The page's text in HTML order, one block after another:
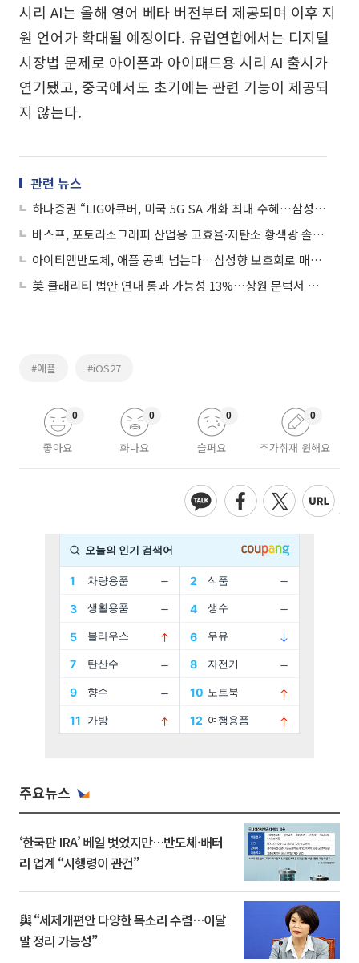
시리 AI는 올해 영어 베타 버전부터 제공되며 이후 지
원 언어가 확대될 예정이다. 유럽연합에서는 디지털
시장법 문제로 아이폰과 아이패드용 시리 AI 출시가
연기됐고, 중국에서도 초기에는 관련 기능이 제공되
지 않는다.
관련 뉴스
하나증권 “LIG아큐버, 미국 5G SA 개화 최대 수혜…삼성·애플 시험장비 기대”
바스프, 포토리소그래피 산업용 고효율·저탄소 황색광 솔루션 공개
아이티엠반도체, 애플 공백 넘는다…삼성향 보호회로 매출 68% 급증
美 클래리티 법안 연내 통과 가능성 13%…상원 문턱서 제동
#애플 #iOS27
좋아요
0
화나요
0
슬퍼요
0
추가취재 원해요
0
주요뉴스
‘한국판 IRA’ 베일 벗었지만…반도체·배터
리 업계 “시행령이 관건”
與 “세제개편안 다양한 목소리 수렴…이달
말 정리 가능성”